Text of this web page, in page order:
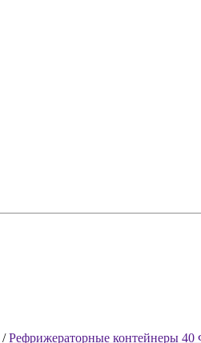
/Рефрижераторные контейнеры 40